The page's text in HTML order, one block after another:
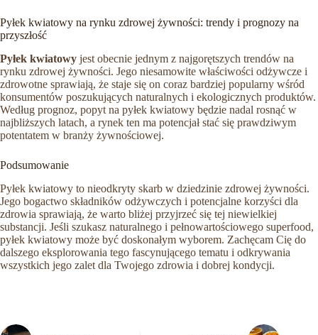
Pyłek kwiatowy na rynku zdrowej żywności: trendy i prognozy na
przyszłość
Pyłek kwiatowy jest obecnie jednym z najgorętszych trendów na
rynku zdrowej żywności. Jego niesamowite właściwości odżywcze i
zdrowotne sprawiają, że staje się on coraz bardziej popularny wśród
konsumentów poszukujących naturalnych i ekologicznych produktów.
Według prognoz, popyt na pyłek kwiatowy będzie nadal rosnąć w
najbliższych latach, a rynek ten ma potencjał stać się prawdziwym
potentatem w branży żywnościowej.
Podsumowanie
Pyłek kwiatowy to nieodkryty skarb w dziedzinie zdrowej żywności.
Jego bogactwo składników odżywczych i potencjalne korzyści dla
zdrowia sprawiają, że warto bliżej przyjrzeć się tej niewielkiej
substancji. Jeśli szukasz naturalnego i pełnowartościowego superfood,
pyłek kwiatowy może być doskonałym wyborem. Zachęcam Cię do
dalszego eksplorowania tego fascynującego tematu i odkrywania
wszystkich jego zalet dla Twojego zdrowia i dobrej kondycji.